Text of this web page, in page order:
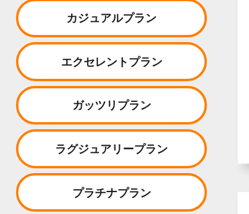
カジュアルプラン
エクセレントプラン
ガッツリプラン
ラグジュアリープラン
プラチナプラン